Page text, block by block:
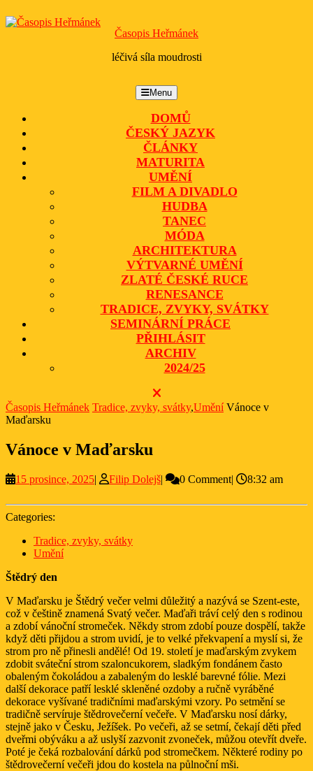
to
Časopis Heřmánek
léčivá síla moudrosti
MenuMenu
DOMŮ
ČESKÝ JAZYK
ČLÁNKY
MATURITA
UMĚNÍ
FILM A DIVADLO
HUDBA
TANEC
MÓDA
ARCHITEKTURA
VÝTVARNÉ UMĚNÍ
ZLATÉ ČESKÉ RUCE
RENESANCE
TRADICE, ZVYKY, SVÁTKY
SEMINÁRNÍ PRÁCE
PŘIHLÁSIT
ARCHIV
2024/25
CLOSE
BUTTON
Časopis Heřmánek Tradice, zvyky, svátky,UměníVánoce v
Maďarsku
Vánoce v Maďarsku
15 prosince, 202515
2025
| Filip DolejšFilip
| 0 Comment| 8:32 am
Categories:
Tradice, zvyky, svátky
Umění
Štědrý den
V Maďarsku je Štědrý večer velmi důležitý a nazývá se Szent-este,
což v češtině znamená Svatý večer. Maďaři tráví celý den s rodinou
a zdobí vánoční stromeček. Někdy strom zdobí pouze dospělí, takže
když děti přijdou a strom uvidí, je to velké překvapení a myslí si, že
strom pro ně přinesli andělé! Od 19. století je maďarským zvykem
zdobit sváteční strom szaloncukorem, sladkým fondánem často
obaleným čokoládou a zabaleným do lesklé barevné fólie. Mezi
další dekorace patří lesklé skleněné ozdoby a ručně vyráběné
dekorace vyšívané tradičními maďarskými vzory. Po setmění se
tradičně servíruje štědrovečerní večeře. V Maďarsku nosí dárky,
stejně jako v Česku, Ježíšek. Po večeři, až se setmí, čekají děti před
dveřmi obýváku a až uslyší zazvonit zvoneček, můžou otevřít dveře.
Poté je čeká rozbalování dárků pod stromečkem. Některé rodiny po
štědrovečerní večeři jdou do kostela na půlnoční mši.